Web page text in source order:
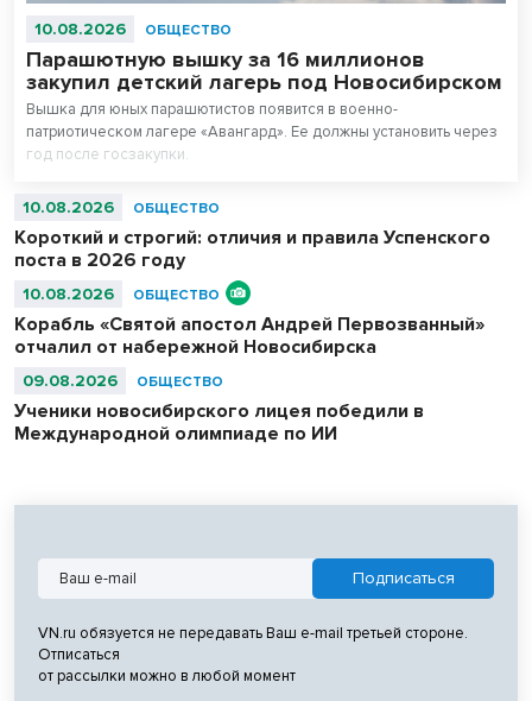
10.08.2026 ОБЩЕСТВО
Парашютную вышку за 16 миллионов
закупил детский лагерь под Новосибирском
Вышка для юных парашютистов появится в военно-
патриотическом лагере «Авангард». Ее должны установить через
год после госзакупки.
10.08.2026 ОБЩЕСТВО
Короткий и строгий: отличия и правила Успенского
поста в 2026 году
10.08.2026 ОБЩЕСТВО
Корабль «Святой апостол Андрей Первозванный»
отчалил от набережной Новосибирска
09.08.2026 ОБЩЕСТВО
Ученики новосибирского лицея победили в
Международной олимпиаде по ИИ
VN.ru обязуется не передавать Ваш e-mail третьей стороне.
Отписаться
от рассылки можно в любой момент